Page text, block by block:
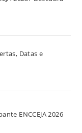
Datas e
ENCCEJA 2026